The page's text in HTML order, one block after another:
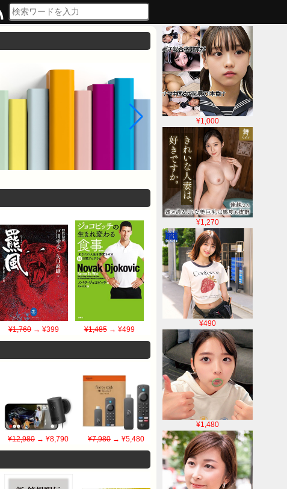
¥1,000
¥1,270
¥490
¥1,480
¥1,760 → ¥399 ¥1,485→ ¥499
¥12,980→ ¥8,790 ¥7,980→ ¥5,480